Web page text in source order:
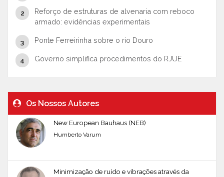
Reforço de estruturas de alvenaria com reboco
armado: evidências experimentais
Ponte Ferreirinha sobre o rio Douro
Governo simplifica procedimentos do RJUE
Os Nossos Autores
New European Bauhaus (NEB)
Humberto Varum
Minimização de ruído e vibrações através da